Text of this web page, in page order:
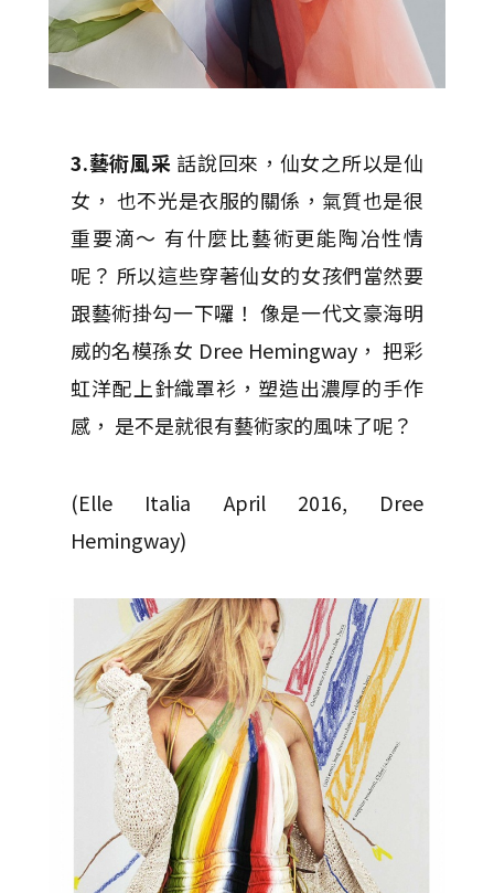
3.藝術風采 話說回來，仙女之所以是仙
女， 也不光是衣服的關係，氣質也是很
重要滴～ 有什麼比藝術更能陶冶性情
呢？ 所以這些穿著仙女的女孩們當然要
跟藝術掛勾一下囉！ 像是一代文豪海明
威的名模孫女 Dree Hemingway， 把彩
虹洋配上針織罩衫，塑造出濃厚的手作
感， 是不是就很有藝術家的風味了呢？
(Elle Italia April 2016, Dree
Hemingway)